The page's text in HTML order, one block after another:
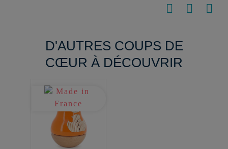
D'AUTRES COUPS DE
CŒUR À DÉCOUVRIR